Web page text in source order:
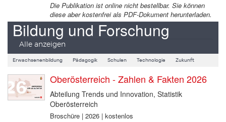
Die Publikation ist online nicht bestellbar. Sie können
diese aber kostenfrei als PDF-Dokument herunterladen.
Bildung und Forschung
Alle anzeigen
Erwachsenenbildung Pädagogik Schulen Technologie Zukunft
Oberösterreich - Zahlen & Fakten 2026
Abteilung Trends und Innovation, Statistik
Oberösterreich
Broschüre | 2026 | kostenlos